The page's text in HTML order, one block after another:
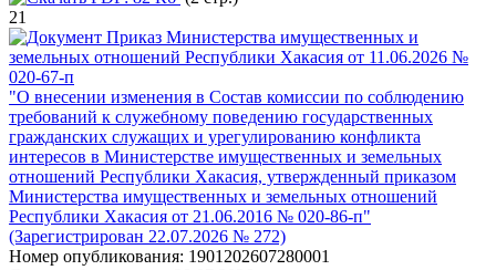
21
Приказ Министерства имущественных и
земельных отношений Республики Хакасия от 11.06.2026 №
020-67-п
"О внесении изменения в Состав комиссии по соблюдению
требований к служебному поведению государственных
гражданских служащих и урегулированию конфликта
интересов в Министерстве имущественных и земельных
отношений Республики Хакасия, утвержденный приказом
Министерства имущественных и земельных отношений
Республики Хакасия от 21.06.2016 № 020-86-п"
(Зарегистрирован 22.07.2026 № 272)
Номер опубликования: 1901202607280001